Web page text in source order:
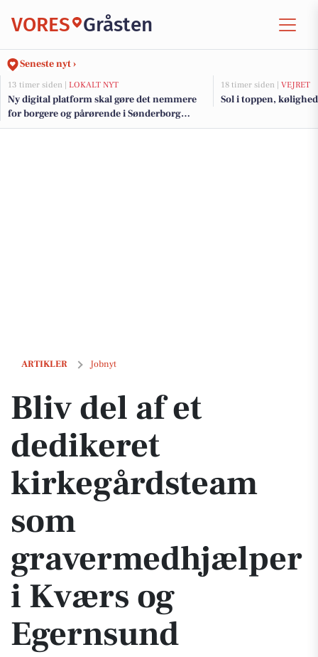
VORES Gråsten
Seneste nyt ›
13 timer siden | LOKALT NYT
Ny digital platform skal gøre det nemmere
for borgere og pårørende i Sønderborg
Kommune at følge med og kommunikere
18 timer siden | VEJRET
Sol i toppen,
ARTIKLER Jobnyt
Bliv del af et dedikeret kirkegårdsteam som gravermedhjælper i
Bliv del af et
dedikeret
kirkegårdsteam
som
gravermedhjælper
i Kværs og
Egernsund